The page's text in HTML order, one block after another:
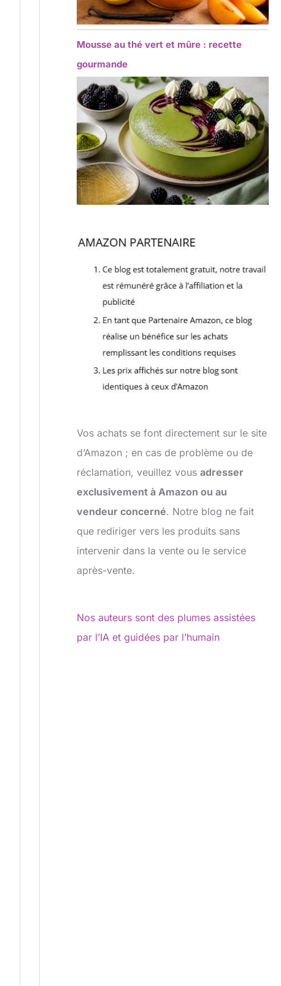
Mousse au thé vert et mûre : recette
gourmande
Vos achats se font directement sur le site
d’Amazon ; en cas de problème ou de
réclamation, veuillez vousadresser
exclusivement à Amazon ou au
vendeur concerné. Notre blog ne fait
que rediriger vers les produits sans
intervenir dans la vente ou le service
après-vente.
Nos auteurs sont des plumes assistées
par l’IA et guidées par l’humain